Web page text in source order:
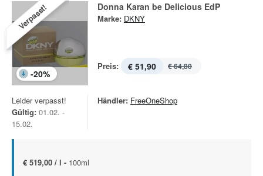
Verpasst!
-20%
Donna Karan be Delicious EdP
Marke: DKNY
Preis: € 51,90 € 64,80
Leider verpasst!
Gültig: 01.02. -
15.02.
Händler: FreeOneShop
€ 519,00 / l - 100ml